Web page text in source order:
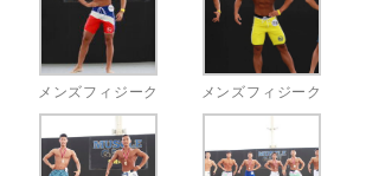
メンズフィジーク メンズフィジーク